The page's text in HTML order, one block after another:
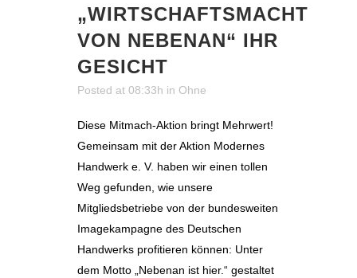
„WIRTSCHAFTSMACHT
VON NEBENAN“ IHR
GESICHT
Posted at 08:33h in Ohne
Diese Mitmach-Aktion bringt Mehrwert!
Gemeinsam mit der Aktion Modernes
Handwerk e. V. haben wir einen tollen
Weg gefunden, wie unsere
Mitgliedsbetriebe von der bundesweiten
Imagekampagne des Deutschen
Handwerks profitieren können: Unter
dem Motto „Nebenan ist hier.“ gestaltet